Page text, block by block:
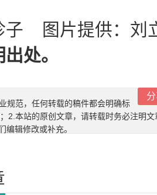
子 图片提供：刘
处。
规范，任何转载的稿件都会明确标
2.本站的原创文章，请转载时务必注明
编辑修改或补充。